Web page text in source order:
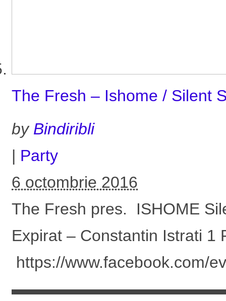
The Fresh – Ishome / Silent
by Bindiribli
| Party
6 octombrie 2016
The Fresh pres. ISHOME
Expirat – Constantin Istrati 1
https://www.facebook.com/
▬▬▬▬▬▬▬▬▬▬▬▬▬▬ Pe